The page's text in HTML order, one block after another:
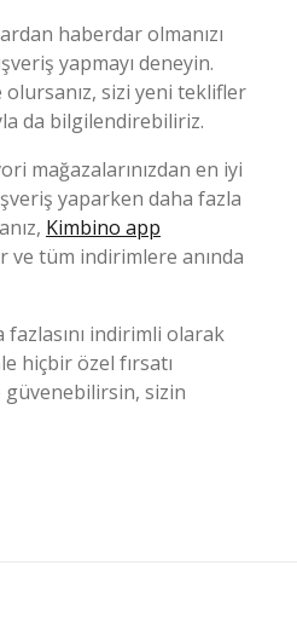
haberdar olmanızı
yapmayı deneyin.
sizi yeni teklifler
da bilgilendirebiliriz.
mağazalarınızdan en iyi
yaparken daha fazla
Kimbino app
ve tüm indirimlere anında
fazlasını indirimli olarak
hiçbir özel fırsatı
güvenebilirsin, sizin